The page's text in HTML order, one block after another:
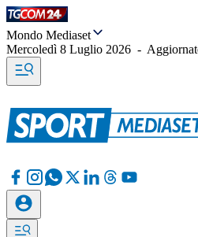
Mondo Mediaset
Mercoledì 8 Luglio 2026 -